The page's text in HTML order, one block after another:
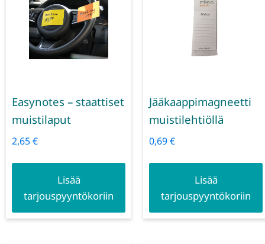
Easynotes – staattiset
muistilaput
2,65€
Lisää
tarjouspyyntökoriin
Jääkaappimagneetti
muistilehtiöllä
0,69€
Lisää
tarjouspyyntökoriin